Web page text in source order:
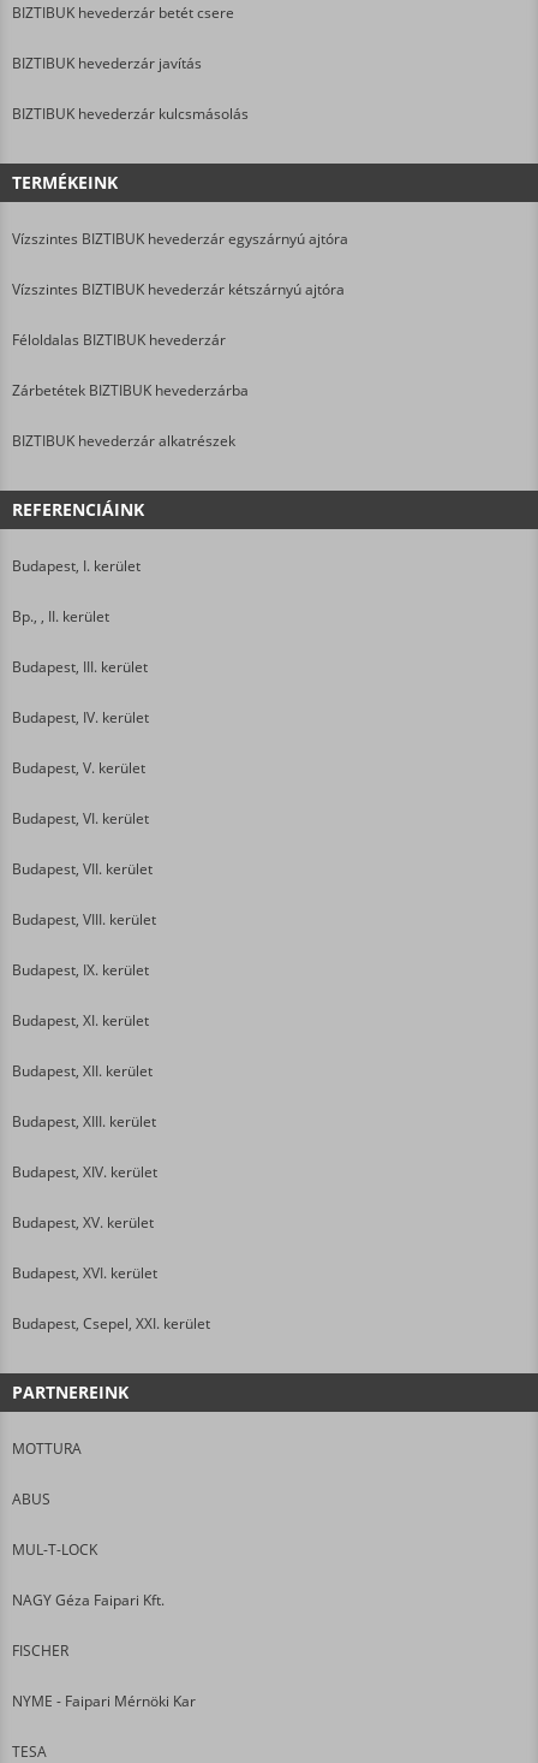
BIZTIBUK hevederzár betét csere
BIZTIBUK hevederzár javítás
BIZTIBUK hevederzár kulcsmásolás
TERMÉKEINK
Vízszintes BIZTIBUK hevederzár egyszárnyú ajtóra
Vízszintes BIZTIBUK hevederzár kétszárnyú ajtóra
Féloldalas BIZTIBUK hevederzár
Zárbetétek BIZTIBUK hevederzárba
BIZTIBUK hevederzár alkatrészek
REFERENCIÁINK
Budapest, I. kerület
Bp., , II. kerület
Budapest, III. kerület
Budapest, IV. kerület
Budapest, V. kerület
Budapest, VI. kerület
Budapest, VII. kerület
Budapest, VIII. kerület
Budapest, IX. kerület
Budapest, XI. kerület
Budapest, XII. kerület
Budapest, XIII. kerület
Budapest, XIV. kerület
Budapest, XV. kerület
Budapest, XVI. kerület
Budapest, Csepel, XXI. kerület
PARTNEREINK
MOTTURA
ABUS
MUL-T-LOCK
NAGY Géza Faipari Kft.
FISCHER
NYME - Faipari Mérnöki Kar
TESA